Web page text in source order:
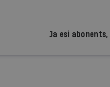
Ja esi abonents,